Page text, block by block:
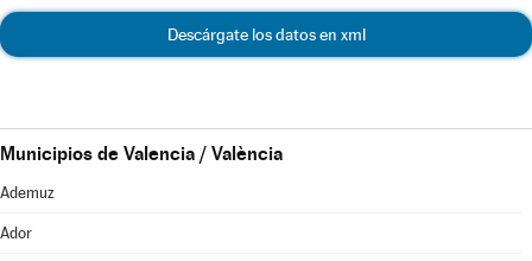
Descárgate los datos en xml
Municipios de Valencia / València
Ademuz
Ador